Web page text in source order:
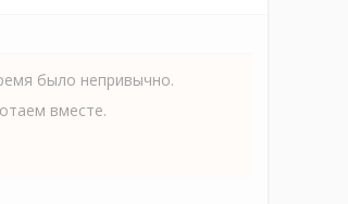
было непривычно.
вместе.